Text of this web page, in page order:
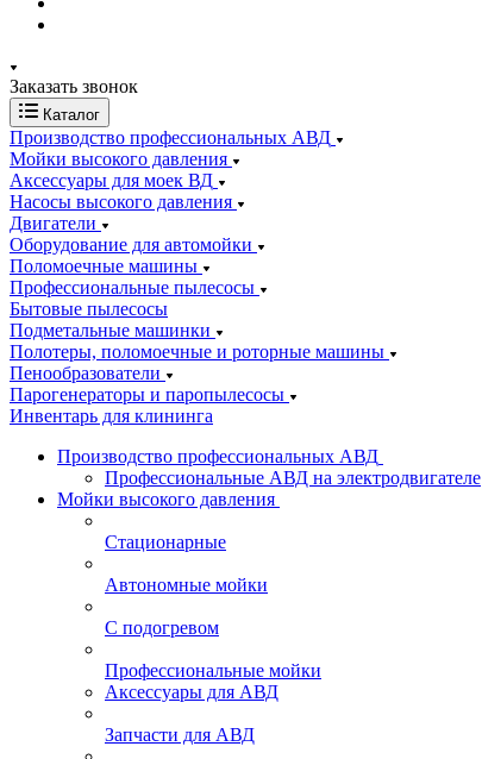
Заказать звонок
Каталог
Производство профессиональных АВД
Мойки высокого давления
Аксессуары для моек ВД
Насосы высокого давления
Двигатели
Оборудование для автомойки
Поломоечные машины
Профессиональные пылесосы
Бытовые пылесосы
Подметальные машинки
Полотеры, поломоечные и роторные машины
Пенообразователи
Парогенераторы и паропылесосы
Инвентарь для клининга
Производство профессиональных АВД
Профессиональные АВД на электродвигателе
Мойки высокого давления
Стационарные
Автономные мойки
С подогревом
Профессиональные мойки
Аксессуары для АВД
Запчасти для АВД